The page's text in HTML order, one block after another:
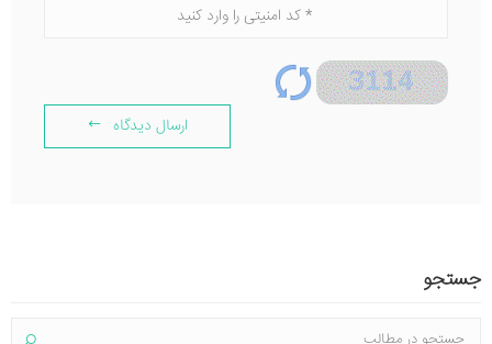
ارسال دیدگاه
جستجو